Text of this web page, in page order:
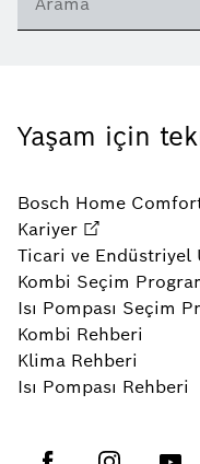
Yaşam için
Bosch Home
Kariyer
Ticari ve Endüstriyel
Kombi Seçim
Isı Pompası Seçim
Kombi Rehberi
Klima Rehberi
Isı Pompası Rehberi